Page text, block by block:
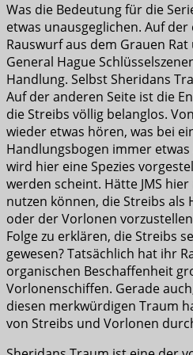
Was die Bedeutung für die
etwas unausgeglichen. Auf
Rauswurf aus dem Grauen
General Hague
Handlung. Selbst Sheridans
Auf der anderen Seite ist die
die Streibs völlig belanglos.
wieder etwas hören, was bei
Handlungsbogen immer
wird hier eine Spezies
werden scheint. Hätte JMS
nutzen können, die Streibs als
oder der Vorlonen
Folge zu erklären, die Streibs
gewesen? Tatsächlich hat ihr
organischen Beschaffenheit
Vorlonenschiffen. Gerade
diesen merkwürdigen Traum
von Streibs und Vorlonen